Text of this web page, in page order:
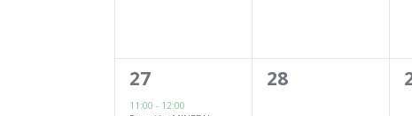
1
evento,
27
11:00 - 12:00
0
28